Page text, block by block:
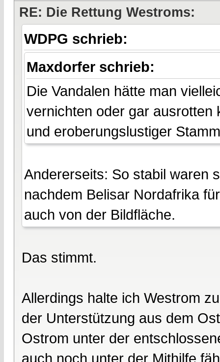
RE: Die Rettung Westroms:
WDPG schrieb:
Maxdorfer schrieb:
Die Vandalen hätte man
vernichten oder gar ausrotten
und eroberungslustiger
Andererseits: So stabil waren
nachdem Belisar Nordafrika
auch von der Bildfläche.
Das stimmt.
Allerdings halte ich Westrom
der Unterstützung aus dem
Ostrom unter der
auch noch unter der Mithilfe